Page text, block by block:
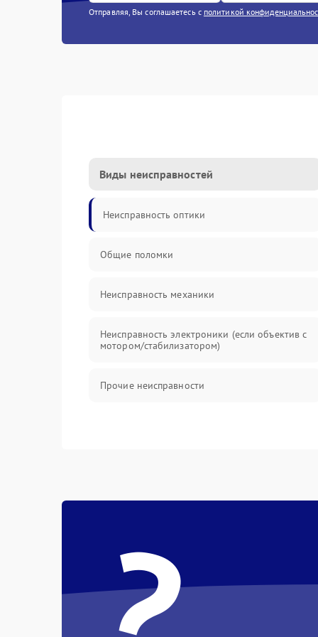
Отправляя, Вы соглашаетесь с политикой
Виды неисправностей
Неисправность оптики
Общие поломки
Неисправность механики
Неисправность электроники (если объектив с
мотором/стабилизатором)
Прочие неисправности